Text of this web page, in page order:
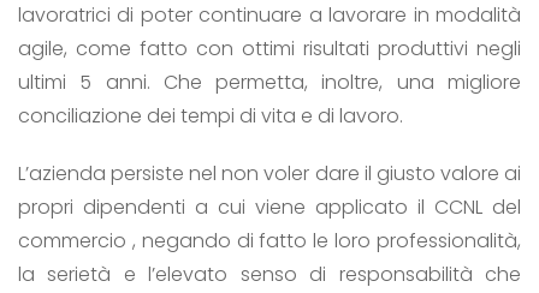
lavoratrici di poter continuare a lavorare in modalità
agile, come fatto con ottimi risultati produttivi negli
ultimi 5 anni. Che permetta, inoltre, una migliore
conciliazione dei tempi di vita e di lavoro.
L’azienda persiste nel non voler dare il giusto valore ai
propri dipendenti a cui viene applicato il CCNL del
commercio , negando di fatto le loro professionalità,
la serietà e l’elevato senso di responsabilità che